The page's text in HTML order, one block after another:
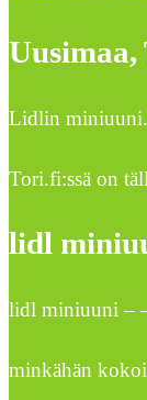
Lidlin
Tori.fi:ssä on
lidl
lidl miniuuni –
minkähän